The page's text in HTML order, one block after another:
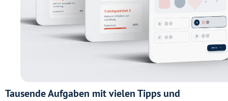
Tausende Aufgaben mit vielen Tipps und